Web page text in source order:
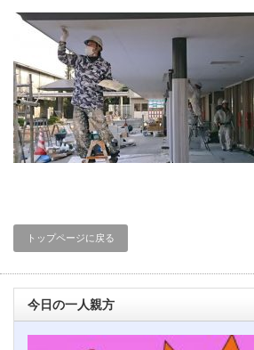
トップページに戻る
今日の一人親方